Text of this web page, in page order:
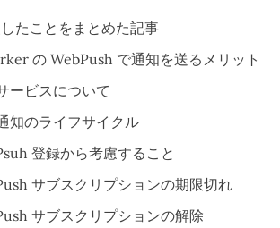
たことをまとめた記事
の WebPush で通知を送るメリット
ービスについて
知のライフサイクル
登録から考慮すること
サブスクリプションの期限切れ
サブスクリプションの解除